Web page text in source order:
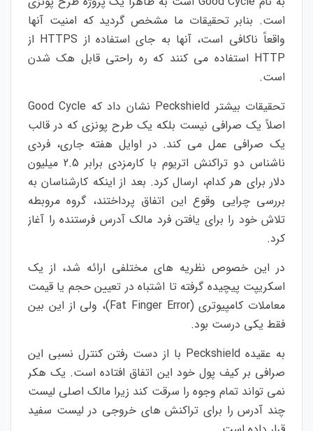
است. بنابر تحقیقات ما مشخص گردید که امنیت آنها
واقعاً ناکافی است، آنها به جای استفاده از HTTPS از
HTTP استفاده می کنند که ره راحتی قابل هک شدن
است.
تحقیقات بیشتر Peckshield نشان داد که Good Cycle
اصلاً یک صرافی نیست بلکه یک طرح پونزی که در قالب
یک صرافی عمل می کند. در اوایل هفته جاری، فردی
ناشناس دو تراکنش اتریوم با کارمزدی برابر 2.5 میلیون
دلار برای هر کدام، ارسال کرد. بعد از اینکه کارشناسان به
بررسی چرایی وقوع این اتفاق پرداختند، گروه مروبطه
تلاش خود را برای یافتن فرد مالک آدرس فرستنده را آغاز
کرد.
در این خصوص نظریه های مختلفی ارائه شد، از یک
اسکریپت پیچیده گرفته تا اشتباه در تعیین حجم یا قیمت
معاملات کامپیوتری (Fat Finger Error)، ولی از این بین
فقط یکی درست بود.
به عقیده Peckshield با از دست رفتن کنترل نسبی این
صرافی بر کیف پول خود این اتفاق افتاده است. یک هکر
نمی تواند تمام وجوه را سرقت کند زیرا مالک اصلی لیست
چند آدرس را برای تراکنش های خروجی در لیست سفید